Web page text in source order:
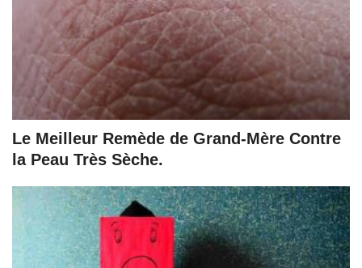
Le Meilleur Remède de Grand-Mère Contre
la Peau Très Sèche.